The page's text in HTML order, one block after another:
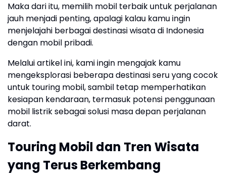
Maka dari itu, memilih mobil terbaik untuk perjalanan
jauh menjadi penting, apalagi kalau kamu ingin
menjelajahi berbagai destinasi wisata di Indonesia
dengan mobil pribadi.
Melalui artikel ini, kami ingin mengajak kamu
mengeksplorasi beberapa destinasi seru yang cocok
untuk touring mobil, sambil tetap memperhatikan
kesiapan kendaraan, termasuk potensi penggunaan
mobil listrik sebagai solusi masa depan perjalanan
darat.
Touring Mobil dan Tren Wisata
yang Terus Berkembang